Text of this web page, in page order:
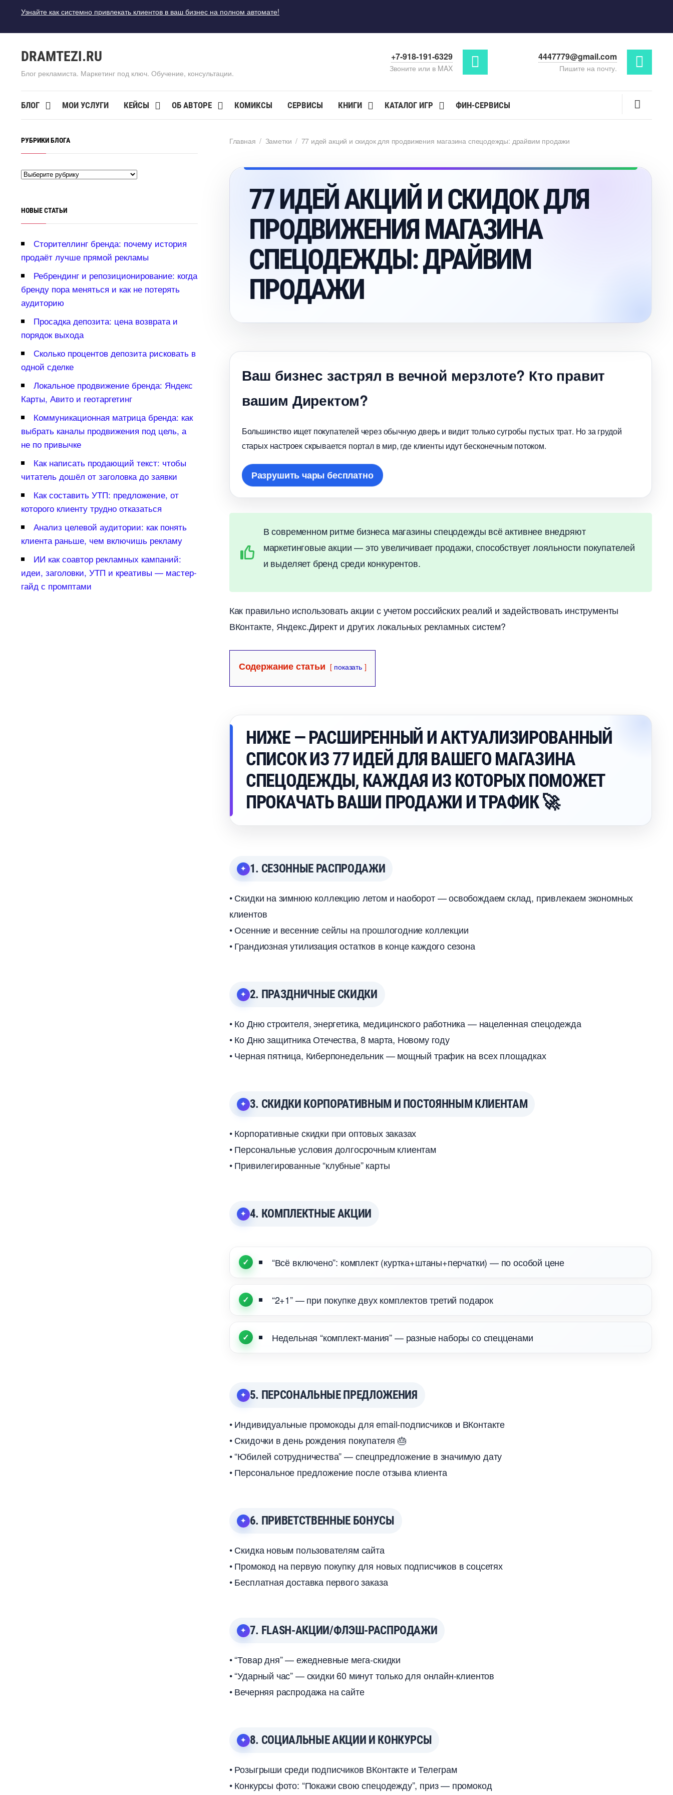
Узнайте как системно привлекать клиентов в ваш бизнес на полном автомате!
DRAMTEZI.RU
Блог рекламиста. Маркетинг под ключ. Обучение, консультации.
+7-918-191-6329
Звоните или в MAX
4447779@gmail.com
Пишите на почту.
БЛОГ МОИ УСЛУГИ КЕЙСЫ ОБ АВТОРЕ КОМИКСЫ СЕРВИСЫ КНИГИ КАТАЛОГ ИГР ФИН-СЕРВИСЫ
Главная / Заметки / 77 идей акций и скидок для продвижения магазина спецодежды: драйвим продажи
77 ИДЕЙ АКЦИЙ И СКИДОК ДЛЯ
ПРОДВИЖЕНИЯ МАГАЗИНА
СПЕЦОДЕЖДЫ: ДРАЙВИМ
ПРОДАЖИ
аш бизнес застрял в вечной мерзлоте? Кто правит
ашим Директом?
Большинство ищет покупателей через обычную дверь и видит только сугробы пустых трат. Но за грудой
старых настроек скрывается портал в мир, где клиенты идут бесконечным потоком.
Разрушить чары бесплатно
современном ритме бизнеса магазины спецодежды всё активнее внедряют
маркетинговые акции — это увеличивает продажи, способствует лояльности покупателей
и выделяет бренд среди конкурентов.
Как правильно использовать акции с учетом российских реалий и задействовать инструменты
Контакте, Яндекс.Директ и других локальных рекламных систем?
Содержание статьи показать
НИЖЕ — РАСШИРЕННЫЙ И АКТУАЛИЗИРОВАННЫЙ
СПИСОК ИЗ 77 ИДЕЙ ДЛЯ ВАШЕГО МАГАЗИНА
СПЕЦОДЕЖДЫ, КАЖДАЯ ИЗ КОТОРЫХ ПОМОЖЕТ
ПРОКАЧАТЬ ВАШИ ПРОДАЖИ И ТРАФИК 🚀
1. СЕЗОННЫЕ РАСПРОДАЖИ
• Скидки на зимнюю коллекцию летом и наоборот — освобождаем склад, привлекаем экономных
клиенто
• Осенние и весенние сейлы на прошлогодние коллекции
• Грандиозная утилизация остатков в конце каждого сезона
2. ПРАЗДНИЧНЫЕ СКИДКИ
• Ко Дню строителя, энергетика, медицинского работника — нацеленная спецодежда
• Ко Дню защитника Отечества, 8 марта, Новому году
• Черная пятница, Киберпонедельник — мощный трафик на всех площадках
3. СКИДКИ КОРПОРАТИВНЫМ И ПОСТОЯННЫМ КЛИЕНТАМ
• Корпоративные скидки при оптовых заказах
• Персональные условия долгосрочным клиентам
• Привилегированные “клубные” карты
4. КОМПЛЕКТНЫЕ АКЦИИ
“Всё включено”: комплект (куртка+штаны+перчатки) — по особой цене
“2+1” — при покупке двух комплектов третий подарок
Недельная “комплект-мания” — разные наборы со спецценами
5. ПЕРСОНАЛЬНЫЕ ПРЕДЛОЖЕНИЯ
• Индивидуальные промокоды для email-подписчиков и ВКонтакте
• Скидочки в день рождения покупателя 🎂
• “Юбилей сотрудничества” — спецпредложение в значимую дату
• Персональное предложение после отзыва клиента
6. ПРИВЕТСТВЕННЫЕ БОНУСЫ
• Скидка новым пользователям сайта
• Промокод на первую покупку для новых подписчиков в соцсетях
• Бесплатная доставка первого заказа
7. FLASH-АКЦИИ/ФЛЭШ-РАСПРОДАЖИ
• “Товар дня” — ежедневные мега-скидки
• “Ударный час” — скидки 60 минут только для онлайн-клиенто
• Вечерняя распродажа на сайте
8. СОЦИАЛЬНЫЕ АКЦИИ И КОНКУРСЫ
• Розыгрыши среди подписчиков ВКонтакте и Телеграм
• Конкурсы фото: “Покажи свою спецодежду”, приз — промокод
РУБРИКИ БЛОГА
НОВЫЕ СТАТЬИ
Сторителлинг бренда: почему история
продаёт лучше прямой рекламы
Ребрендинг и репозиционирование: когда
ренду пора меняться и как не потерять
аудиторию
Просадка депозита: цена возврата и
порядок выхода
Сколько процентов депозита рисковать
одной сделке
Локальное продвижение бренда: Яндекс
Карты, Авито и геотаргетин
Коммуникационная матрица бренда: как
ыбрать каналы продвижения под цель, а
не по привычке
Как написать продающий текст: чтобы
читатель дошёл от заголовка до заявки
Как составить УТП: предложение, от
которого клиенту трудно отказаться
Анализ целевой аудитории: как понять
клиента раньше, чем включишь рекламу
ИИ как соавтор рекламных кампаний:
идеи, заголовки, УТП и креативы — мастер-
айд с промптами